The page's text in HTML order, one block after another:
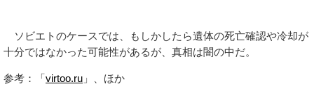
ソビエトのケースでは、もしかしたら遺体の死亡確認や冷却が
十分ではなかった可能性があるが、真相は闇の中だ。
参考：「virtoo.ru 」、ほか